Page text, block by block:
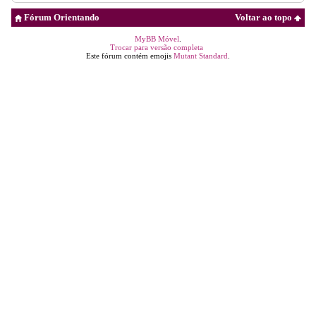
Voltar ao topo
Fórum Orientando
MyBB Móvel
Trocar para versão completa
Este fórum contém emojis Mutant Standard